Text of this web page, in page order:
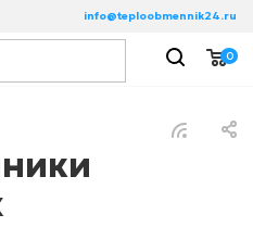
info@teploobmennik24.ru
0